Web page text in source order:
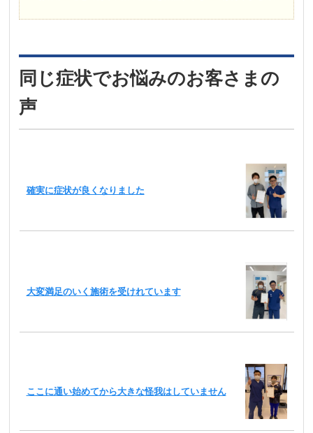
同じ症状でお悩みのお客さまの
声
確実に症状が良くなりました
大変満足のいく施術を受けれています
ここに通い始めてから大きな怪我はしていません